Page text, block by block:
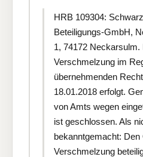
HRB 109304:
Beteiligungs-GmbH,
1, 74172 Neckarsulm.
Verschmelzung im
übernehmenden
18.01.2018 erfolgt.
von Amts wegen
ist geschlossen. Als
bekanntgemacht:
Verschmelzung